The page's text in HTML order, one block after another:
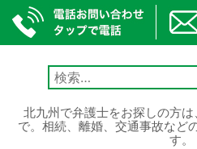
検
索:
北九州で弁護士をお探しの方
で。相続、離婚、交通事故など
す。